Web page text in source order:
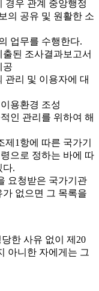
경우 관계 중앙행정
의 공유 및 원활한 소
업무를 수행한다.
된 조사결과보고서
공
관리 및 이용자에 대
용환경 조성
인 관리를 위하여 해
1항에 따른 국가기
으로 정하는 바에 따
다.
요청받은 국가기관
없으면 그 목록을
한 사유 없이 제20
아니한 자에게는 그